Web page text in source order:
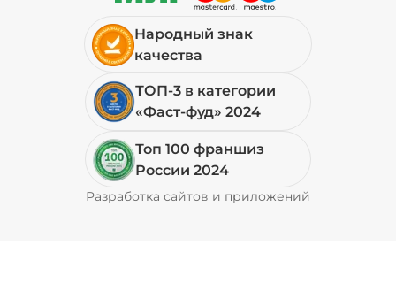
Народный знак
качества
ТОП-3 в категории
«Фаст-фуд» 2024
Топ 100 франшиз
России 2024
Разработка сайтов и приложений
Pyrobyte